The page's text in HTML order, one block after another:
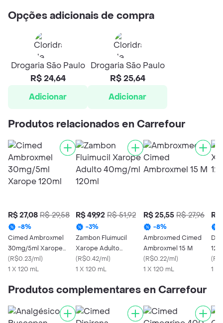
Opções adicionais de compra
Drogaria São Paulo
R$ 24,64
Adicionar
Drogaria São Paulo
R$ 25,64
Adicionar
Produtos relacionados en Carrefour
R$ 27,08 R$ 29,58
-8%
Cimed Ambroxmel
30mg/5ml Xarope
120ml
(R$0.23/ml)
1 X 120 mL
R$ 49,92 R$ 51,92
-3%
Zambon Fluimucil
Xarope Adulto
40mg/ml 120ml
(R$0.42/ml)
1 X 120 mL
R$ 25,55 R$ 27,96
-8%
Ambroxmed Cimed
Ambroxmel 15 M
(R$0.22/ml)
1 X 120 mL
R$
(
1 x
Produtos complementares en Carrefour